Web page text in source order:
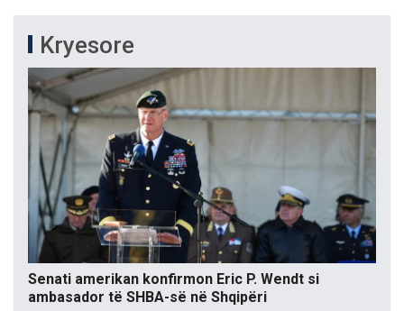
Kryesore
Senati amerikan konfirmon Eric P. Wendt si
ambasador të SHBA-së në Shqipëri